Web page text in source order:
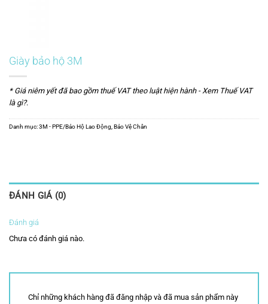
Giày bảo hộ 3M
* Giá niêm yết đã bao gồm thuế VAT theo luật hiện hành - Xem Thuế VAT
là gì?.
Danh mục:3M - PPE/Bảo Hộ Lao Động,Bảo Vệ Chân
ĐÁNH GIÁ (0)
Đánh giá
Chưa có đánh giá nào.
Chỉ những khách hàng đã đăng nhập và đã mua sản phẩm này